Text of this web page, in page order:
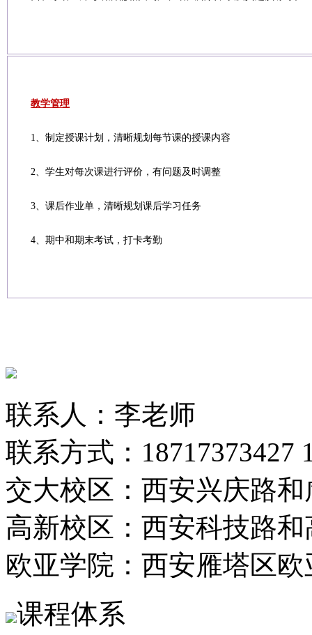
教学管理
1、制定授课计划，清晰规划每节课的授课内容
2、学生对每次课进行评价，有问题及时调整
3、课后作业单，清晰规划课后学习任务
4、期中和期末考试，打卡考勤
联系人：李老师
联系方式：18717373427
交大校区：西安兴庆路
高新校区：西安科技路
欧亚学院：西安雁塔区
课程体系